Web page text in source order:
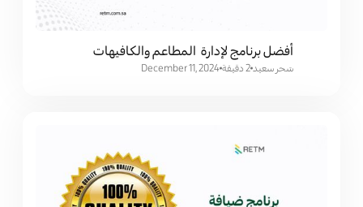
أفضل برنامج لإدارة المطاعم والكافيهات
سَحر سعيد 2 دقيقة December 11, 2024